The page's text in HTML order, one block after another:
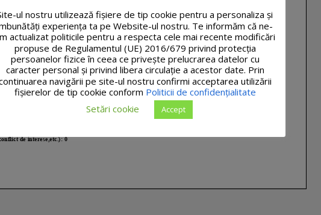
ul nostru utilizează fişiere de tip cookie pentru a personaliza și
experiența ta pe Website-ul nostru. Te informăm că ne-
actualizat politicile pentru a respecta cele mai recente modificări
propuse de Regulamentul (UE) 2016/679 privind protecția
persoanelor fizice în ceea ce privește prelucrarea datelor cu
caracter personal și privind libera circulație a acestor date. Prin
navigării pe site-ul nostru confirmi acceptarea utilizării
fişierelor de tip cookie conform Politicii de confidențialitate
Setări cookie
Accept